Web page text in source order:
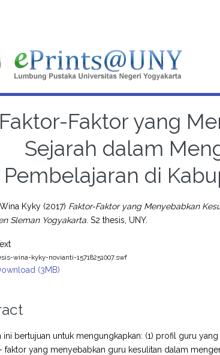
Faktor-Faktor yang
Sejarah dalam
Pembelajaran di
Kyky (2017) Faktor-Faktor yang Menyebabkan
Sleman Yogyakarta. S2 thesis, UNY.
wina-kyky-novianti-15718251007.swf
(3MB)
ini bertujuan untuk mengungkapkan: (1) profil guru
faktor yang menyebabkan guru kesulitan dalam